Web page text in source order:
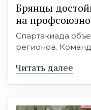
Брянцы
на
Спартакиада
регионов.
Читать далее